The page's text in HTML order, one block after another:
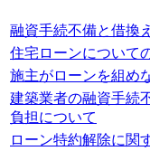
融資手続不備と借換
住宅ローンについて
施主がローンを組め
建築業者の融資手続
負担について
ローン特約解除に関